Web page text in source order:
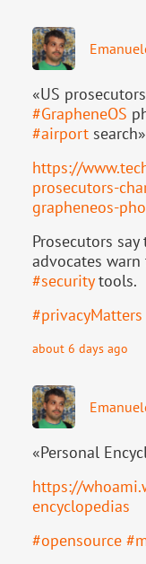
«US
#GrapheneOS
#airport
https://www.
prosecutors-
grapheneos-
Prosecutors
advocates
#securitytools.
#privacyMatters
about 6 days ago
«Personal
https://
encyclopedias
#opensource #